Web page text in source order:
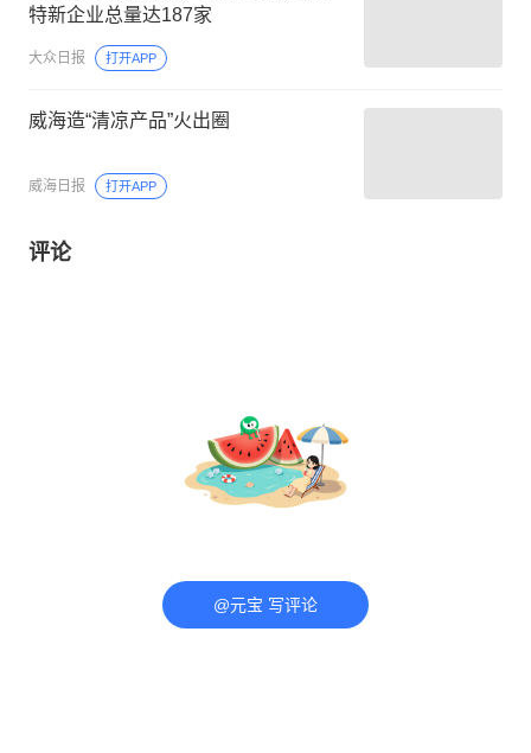
特新企业总量达187家
大众日报 打开APP
威海造“清凉产品”火出圈
威海日报 打开APP
评论
@元宝 写评论